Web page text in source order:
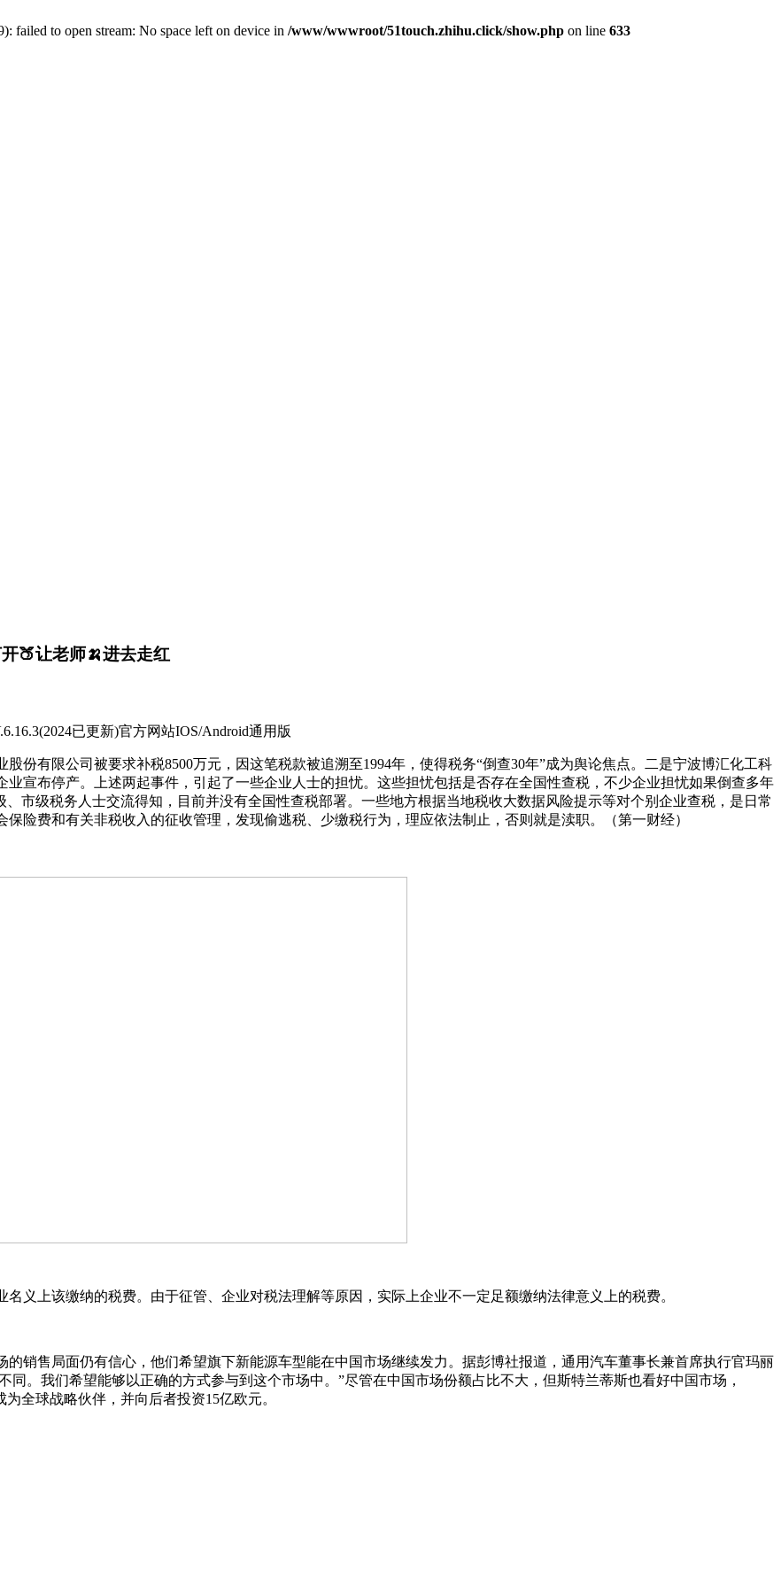
failed to open stream: No space left on device in /www/wwwroot/51touch.zhihu.click/show.php on line 633
🍑让老师🍌进去走红
已更新)官方网站IOS/Android通用版
限公司被要求补税8500万元，因这笔税款被追溯至1994年，使得税务“倒查30年”成为舆论焦点。二是宁波博汇化工科
宣布停产。上述两起事件，引起了一些企业人士的担忧。这些担忧包括是否存在全国性查税，不少企业担忧如果倒查多年
市级税务人士交流得知，目前并没有全国性查税部署。一些地方根据当地税收大数据风险提示等对个别企业查税，是日常
险费和有关非税收入的征收管理，发现偷逃税、少缴税行为，理应依法制止，否则就是渎职。（第一财经）
该缴纳的税费。由于征管、企业对税法理解等原因，实际上企业不一定足额缴纳法律意义上的税费。
局面仍有信心，他们希望旗下新能源车型能在中国市场继续发力。据彭博社报道，通用汽车董事长兼首席执行官玛丽
同。我们希望能够以正确的方式参与到这个市场中。”尽管在中国市场份额占比不大，但斯特兰蒂斯也看好中国市场，
全球战略伙伴，并向后者投资15亿欧元。